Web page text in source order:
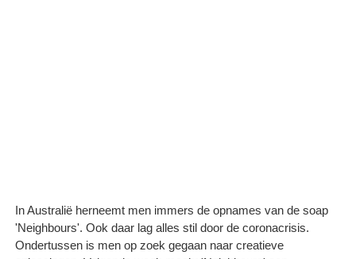
In Australië herneemt men immers de opnames van de soap
'Neighbours'. Ook daar lag alles stil door de coronacrisis.
Ondertussen is men op zoek gegaan naar creatieve